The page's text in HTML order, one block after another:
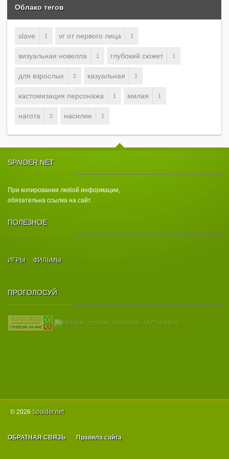
Облако тегов
slave 1 vr от первого лица 1
визуальная новелла 1 глубокий сюжет 1
для взрослых 2 казуальная 1
кастомизация персонажа 1 милая 1
нагота 2 насилие 1
SPAIDER.NET
При копировании любой информации,
обязательна ссылка на сайт.
ПОЛЕЗНОЕ
ИГРЫ ФИЛЬМЫ
ПРОГОЛОСУЙ
© 2026 Spаider.net
ОБРАТНАЯ СВЯЗЬ Правила сайта